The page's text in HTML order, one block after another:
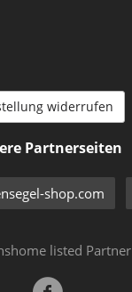
widerrufen
Partnerseiten
shop.com